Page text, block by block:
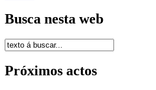
Busca nesta web
Próximos actos